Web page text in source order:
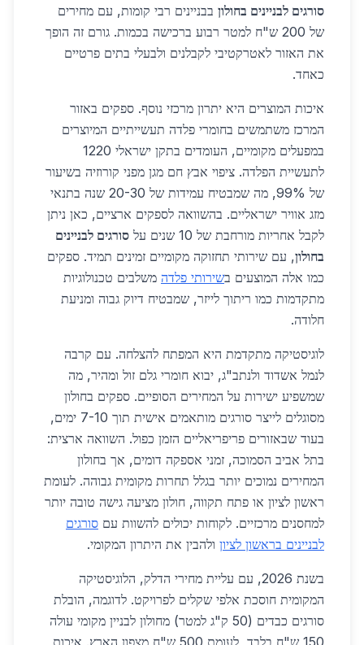
סורגים לבניינים בחולון בבניינים רבי קומות, עם מחירים
של 200 ש"ח למטר רבוע ברכישה בכמות. גורם זה הופך
את האזור לאטרקטיבי לקבלנים ולבעלי בתים פרטיים
כאחד.
איכות המוצרים היא יתרון מרכזי נוסף. ספקים באזור
המרכז משתמשים בחומרי פלדה תעשייתיים המיוצרים
במפעלים מקומיים, העומדים בתקן ישראלי 1220
לתעשיית הפלדה. ציפוי אבץ חם מגן מפני קורוזיה בשיעור
של 99%, מה שמבטיח עמידות של 20-30 שנה בתנאי
מזג אוויר ישראליים. בהשוואה לספקים ארציים, כאן ניתן
לקבל אחריות מורחבת של 10 שנים על
סורגים לבניינים
בחולון, עם שירותי תחזוקה מקומיים זמינים תמיד. ספקים
כמו אלה המוצעים בשירותי פלדה משלבים טכנולוגיות
מתקדמות כמו ריתוך לייזר, שמבטיח דיוק גבוה ומניעת
חלודה.
לוגיסטיקה מתקדמת היא המפתח להצלחה. עם קרבה
לנמל אשדוד ולנתב"ג, יבוא חומרי גלם זול ומהיר, מה
שמשפיע ישירות על המחירים הסופיים. ספקים בחולון
מסוגלים לייצר סורגים מותאמים אישית תוך 7-10 ימים,
בעוד שבאזורים פריפריאליים הזמן כפול. השוואה ארצית:
בתל אביב הסמוכה, זמני אספקה דומים, אך בחולון
המחירים נמוכים יותר בגלל תחרות מקומית גבוהה. לעומת
ראשון לציון או פתח תקווה, חולון מציעה גישה טובה יותר
למחסנים מרכזיים. לקוחות יכולים להשוות עם סורגים
לבניינים בראשון לציון ולהבין את היתרון המקומי.
בשנת 2026, עם עליית מחירי הדלק, הלוגיסטיקה
המקומית חוסכת אלפי שקלים לפרויקט. לדוגמה, הובלת
סורגים כבדים (50 ק"ג למטר) מחולון לבניין מקומי עולה
150 ש"ח בלבד, לעומת 500 ש"ח מצפון הארץ. איכות